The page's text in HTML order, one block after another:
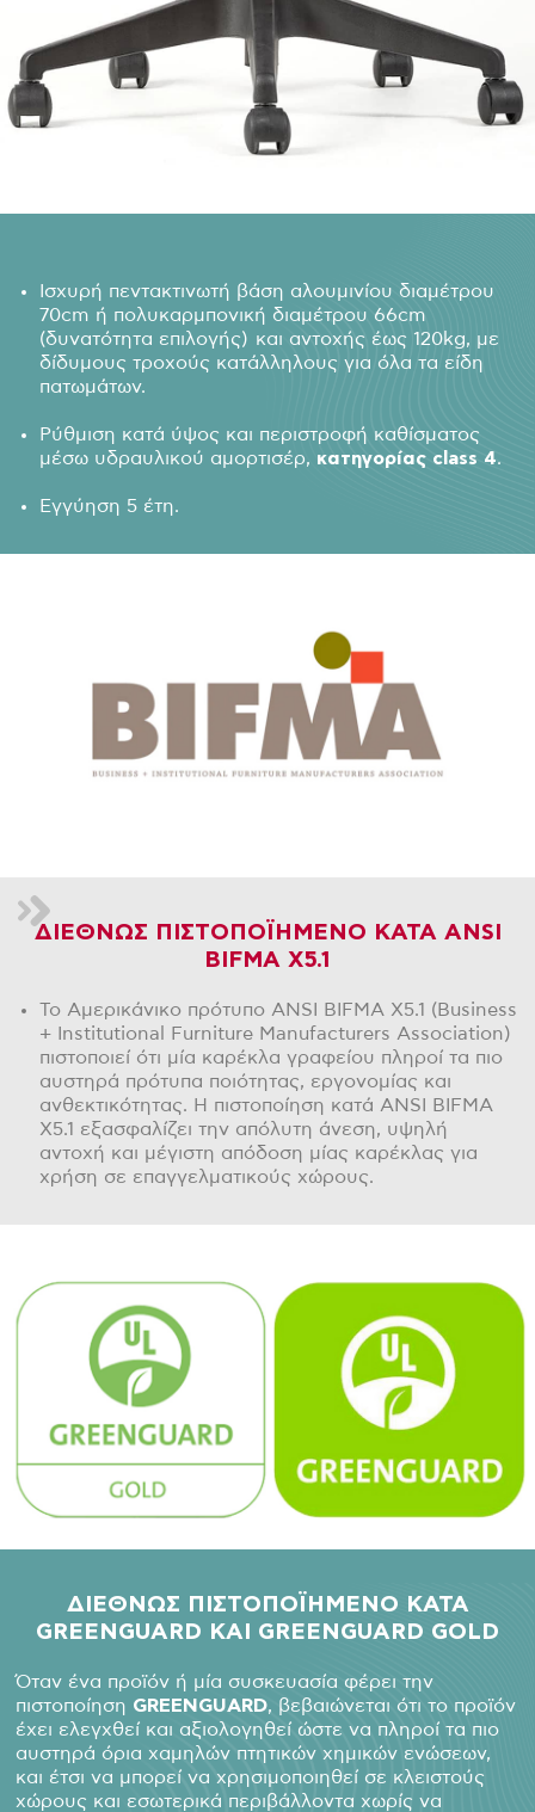
Ισχυρή πεντακτινωτή βάση αλουμινίου διαμέτρου
70cm ή πολυκαρμπονική διαμέτρου 66cm
(δυνατότητα επιλογής) και αντοχής έως 120kg, με
δίδυμους τροχούς κατάλληλους για όλα τα είδη
πατωμάτων.
Ρύθμιση κατά ύψος και περιστροφή καθίσματος
μέσω υδραυλικού αμορτισέρ, κατηγορίας class 4.
Εγγύηση 5 έτη.
ΔΙΕΘΝΩΣ ΠΙΣΤΟΠΟΪΗΜΕΝΟ ΚΑΤΑ ANSI
BIFMA X5.1
Το Αμερικάνικο πρότυπο ANSI BIFMA X5.1 (Business
+ Institutional Furniture Manufacturers Association)
πιστοποιεί ότι μία καρέκλα γραφείου πληροί τα πιο
αυστηρά πρότυπα ποιότητας, εργονομίας και
ανθεκτικότητας. Η πιστοποίηση κατά ANSI BIFMA
X5.1 εξασφαλίζει την απόλυτη άνεση, υψηλή
αντοχή και μέγιστη απόδοση μίας καρέκλας για
χρήση σε επαγγελματικούς χώρους.
ΔΙΕΘΝΩΣ ΠΙΣΤΟΠΟΪΗΜΕΝΟ ΚΑΤΑ
GREENGUARD
ΚΑΙ GREENGUARD GOLD
Όταν ένα προϊόν ή μία συσκευασία φέρει την
πιστοποίηση GREENGUARD, βεβαιώνεται ότι το προϊόν
έχει ελεγχθεί και αξιολογηθεί ώστε να πληροί τα πιο
αυστηρά όρια χαμηλών πτητικών χημικών ενώσεων,
και έτσι να μπορεί να χρησιμοποιηθεί σε κλειστούς
χώρους και εσωτερικά περιβάλλοντα χωρίς να